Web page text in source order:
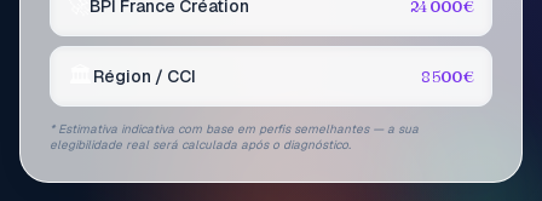
BPI France Création 24 000 €
Région / CCI 8 500 €
* Estimativa indicativa com base em perfis semelhantes — a sua
elegibilidade real será calculada após o diagnóstico.